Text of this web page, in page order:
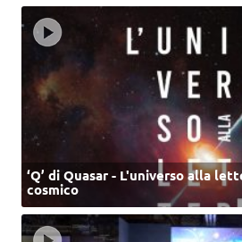
‘Q’ di Quasar - L'universo alla
cosmico